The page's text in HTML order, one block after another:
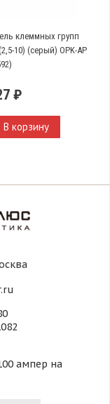
клеммных групп
10) (серый) OPK-AP
₽
В корзину